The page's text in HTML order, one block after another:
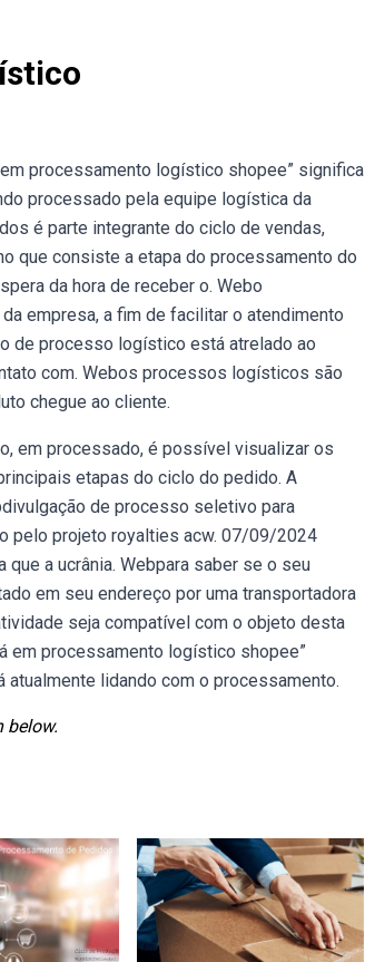
processamento logístico shopee” significa
processado pela equipe logística da
é parte integrante do ciclo de vendas,
que consiste a etapa do processamento do
da hora de receber o. Webo
empresa, a fim de facilitar o atendimento
de processo logístico está atrelado ao
com. Webos processos logísticos são
chegue ao cliente.
em processado, é possível visualizar os
etapas do ciclo do pedido. A
de processo seletivo para
pelo projeto royalties acw. 07/09/2024
a ucrânia. Webpara saber se o seu
em seu endereço por uma transportadora
seja compatível com o objeto desta
em processamento logístico shopee”
lidando com o processamento.
below.